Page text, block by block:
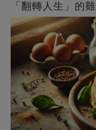
「翻轉人生」的